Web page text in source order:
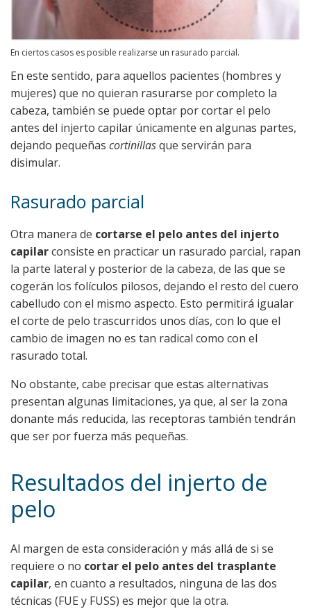
En ciertos casos es posible realizarse un rasurado parcial.
En este sentido, para aquellos pacientes (hombres y
mujeres) que no quieran rasurarse por completo la
cabeza, también se puede optar por cortar el pelo
antes del injerto capilar únicamente en algunas partes,
dejando pequeñas cortinillasque servirán para
disimular.
Rasurado parcial
Otra manera de cortarse el pelo antes del injerto
capilarconsiste en practicar un rasurado parcial, rapan
la parte lateral y posterior de la cabeza, de las que se
cogerán los folículos pilosos, dejando el resto del cuero
cabelludo con el mismo aspecto. Esto permitirá igualar
el corte de pelo trascurridos unos días, con lo que el
cambio de imagen no es tan radical como con el
rasurado total.
No obstante, cabe precisar que estas alternativas
presentan algunas limitaciones, ya que, al ser la zona
donante más reducida, las receptoras también tendrán
que ser por fuerza más pequeñas.
Resultados del injerto de
pelo
Al margen de esta consideración y más allá de si se
requiere o no cortar el pelo antes del trasplante
capilar, en cuanto a resultados, ninguna de las dos
técnicas (FUE y FUSS) es mejor que la otra.